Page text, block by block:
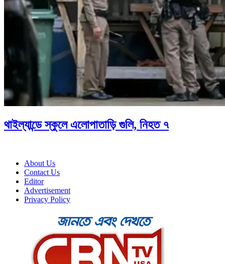
থাইল্যান্ডে স্কুলে এলোপাতাড়ি গুলি, নিহত ৭
About Us
Contact Us
Editor
Advertisement
Privacy Policy